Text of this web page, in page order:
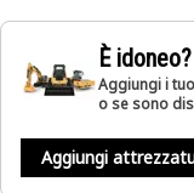
È idoneo?
Aggiungi i
o se sono
Aggiungi